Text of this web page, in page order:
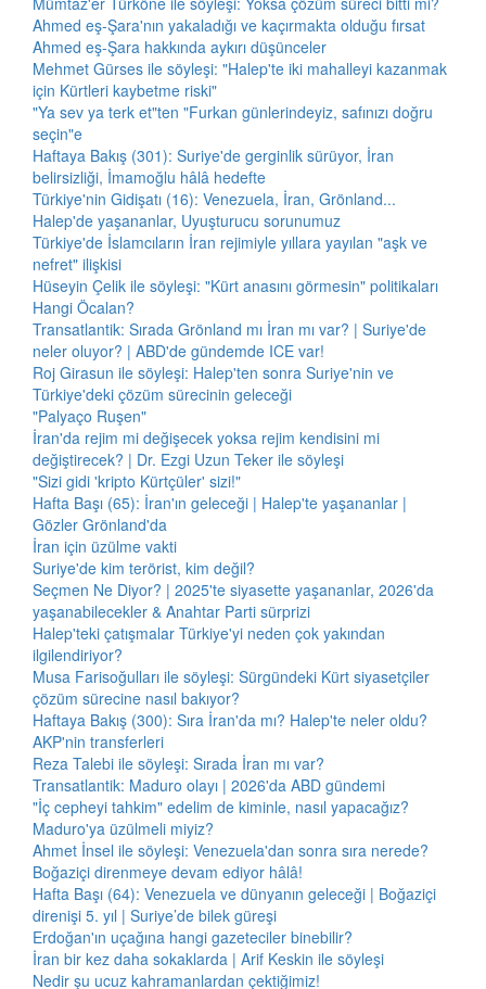
Ahmed eş-Şara'nın yakaladığı ve kaçırmakta olduğu fırsat
Ahmed eş-Şara hakkında aykırı düşünceler
Mehmet Gürses ile söyleşi: "Halep'te iki mahalleyi kazanmak
için Kürtleri kaybetme riski"
"Ya sev ya terk et"ten "Furkan günlerindeyiz, safınızı doğru
seçin"e
Haftaya Bakış (301): Suriye'de gerginlik sürüyor, İran
belirsizliği, İmamoğlu hâlâ hedefte
Türkiye'nin Gidişatı (16): Venezuela, İran, Grönland...
Halep'de yaşananlar, Uyuşturucu sorunumuz
Türkiye'de İslamcıların İran rejimiyle yıllara yayılan "aşk ve
nefret" ilişkisi
Hüseyin Çelik ile söyleşi: "Kürt anasını görmesin" politikaları
Hangi Öcalan?
Transatlantik: Sırada Grönland mı İran mı var? | Suriye'de
neler oluyor? | ABD'de gündemde ICE var!
Roj Girasun ile söyleşi: Halep'ten sonra Suriye'nin ve
Türkiye'deki çözüm sürecinin geleceği
"Palyaço Ruşen"
İran'da rejim mi değişecek yoksa rejim kendisini mi
değiştirecek? | Dr. Ezgi Uzun Teker ile söyleşi
"Sizi gidi 'kripto Kürtçüler' sizi!"
Hafta Başı (65): İran'ın geleceği | Halep'te yaşananlar |
Gözler Grönland'da
İran için üzülme vakti
Suriye'de kim terörist, kim değil?
Seçmen Ne Diyor? | 2025'te siyasette yaşananlar, 2026'da
yaşanabilecekler & Anahtar Parti sürprizi
Halep'teki çatışmalar Türkiye'yi neden çok yakından
ilgilendiriyor?
Musa Farisoğulları ile söyleşi: Sürgündeki Kürt siyasetçiler
çözüm sürecine nasıl bakıyor?
Haftaya Bakış (300): Sıra İran'da mı? Halep'te neler oldu?
AKP'nin transferleri
Reza Talebi ile söyleşi: Sırada İran mı var?
Transatlantik: Maduro olayı | 2026'da ABD gündemi
"İç cepheyi tahkim" edelim de kiminle, nasıl yapacağız?
Maduro'ya üzülmeli miyiz?
Ahmet İnsel ile söyleşi: Venezuela'dan sonra sıra nerede?
Boğaziçi direnmeye devam ediyor hâlâ!
Hafta Başı (64): Venezuela ve dünyanın geleceği | Boğaziçi
direnişi 5. yıl | Suriye’de bilek güreşi
Erdoğan'ın uçağına hangi gazeteciler binebilir?
İran bir kez daha sokaklarda | Arif Keskin ile söyleşi
Nedir şu ucuz kahramanlardan çektiğimiz!